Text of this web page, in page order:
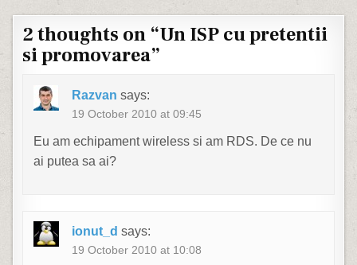
2 thoughts on “Un ISP cu pretentii
si promovarea”
Razvan says:
19 October 2010 at 09:45
Eu am echipament wireless si am RDS. De ce nu
ai putea sa ai?
ionut_d says:
19 October 2010 at 10:08